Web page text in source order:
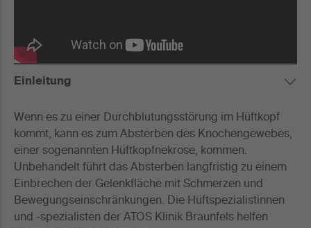
Einleitung
Wenn es zu einer Durchblutungsstörung im Hüftkopf
kommt, kann es zum Absterben des Knochengewebes,
einer sogenannten Hüftkopfnekrose, kommen.
Unbehandelt führt das Absterben langfristig zu einem
Einbrechen der Gelenkfläche mit Schmerzen und
Bewegungseinschränkungen. Die Hüftspezialistinnen
und -spezialisten der ATOS Klinik Braunfels helfen